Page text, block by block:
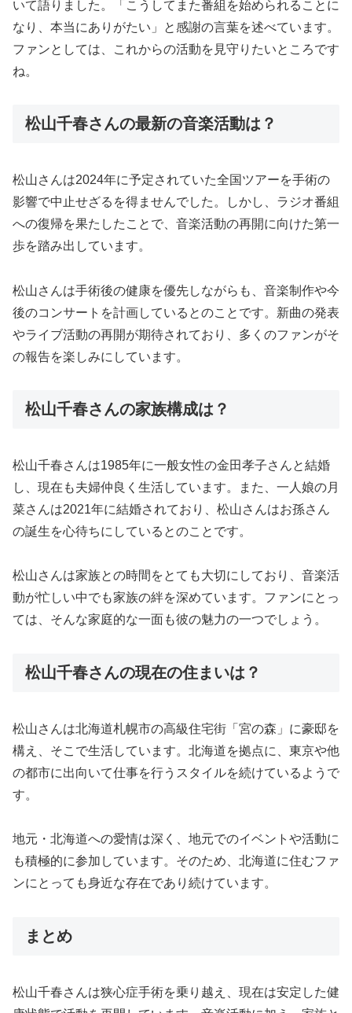
いて語りました。「こうしてまた番組を始められることに
なり、本当にありがたい」と感謝の言葉を述べています。
ファンとしては、これからの活動を見守りたいところです
ね。
松山千春さんの最新の音楽活動は？
松山さんは2024年に予定されていた全国ツアーを手術の
影響で中止せざるを得ませんでした。しかし、ラジオ番組
への復帰を果たしたことで、音楽活動の再開に向けた第一
歩を踏み出しています。
松山さんは手術後の健康を優先しながらも、音楽制作や今
後のコンサートを計画しているとのことです。新曲の発表
やライブ活動の再開が期待されており、多くのファンがそ
の報告を楽しみにしています。
松山千春さんの家族構成は？
松山千春さんは1985年に一般女性の金田孝子さんと結婚
し、現在も夫婦仲良く生活しています。また、一人娘の月
菜さんは2021年に結婚されており、松山さんはお孫さん
の誕生を心待ちにしているとのことです。
松山さんは家族との時間をとても大切にしており、音楽活
動が忙しい中でも家族の絆を深めています。ファンにとっ
ては、そんな家庭的な一面も彼の魅力の一つでしょう。
松山千春さんの現在の住まいは？
松山さんは北海道札幌市の高級住宅街「宮の森」に豪邸を
構え、そこで生活しています。北海道を拠点に、東京や他
の都市に出向いて仕事を行うスタイルを続けているようで
す。
地元・北海道への愛情は深く、地元でのイベントや活動に
も積極的に参加しています。そのため、北海道に住むファ
ンにとっても身近な存在であり続けています。
まとめ
松山千春さんは狭心症手術を乗り越え、現在は安定した健